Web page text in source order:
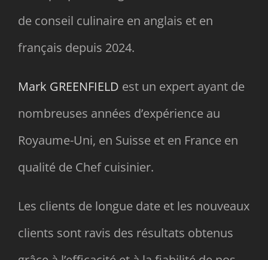
de conseil culinaire en anglais et en
français depuis 2024.
Mark GREENFIELD est un expert ayant de
nombreuses années d’expérience au
Royaume-Uni, en Suisse et en France en
qualité de Chef cuisinier.
Les clients de longue date et les nouveaux
clients sont ravis des résultats obtenus